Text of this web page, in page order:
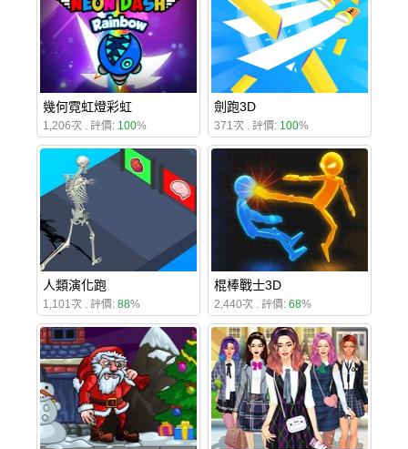
幾何霓虹燈彩虹
1,206次 . 評價: 100%
劍跑3D
371次 . 評價: 100%
人類演化跑
1,101次 . 評價: 88%
棍棒戰士3D
2,440次 . 評價: 68%